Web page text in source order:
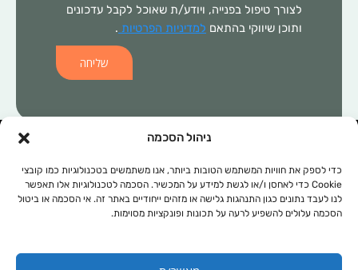
ניהול הסכמה
כדי לספק את חוויות המשתמש הטובות ביותר, אנו משתמשים בטכנולוגיות כמו קובצי
Cookie כדי לאחסן ו/או לגשת למידע על המכשיר. הסכמה לטכנולוגיות אלו תאפשר
לנו לעבד נתונים כגון התנהגות גלישה או מזהים ייחודיים באתר זה. אי הסכמה או ביטול
הסכמה עלולים להשפיע לרעה על תכונות ופונקציות מסוימות.
לצורך טיפול בפנייה, ויודע/ת שאוכל לקבל עדכונים
ותוכן שיווקי בהתאם למדיניות הפרטיות .
שליחה
תרופתי ו/או אחר. בכל מקרה של בעיה רפואית יש לפנות לרופא המטפל.
המידע המופיע באתר זה מופנה לנשים ולגברים כאחד. אין להעתיק, לשכפל
או להפיץ את הכתוב ברבים, ללא קבלת אישור מהחברה.